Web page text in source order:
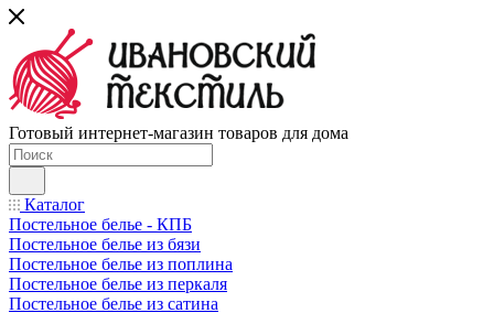
Готовый интернет-магазин товаров для дома
Каталог
Постельное белье - КПБ
Постельное белье из бязи
Постельное белье из поплина
Постельное белье из перкаля
Постельное белье из сатина